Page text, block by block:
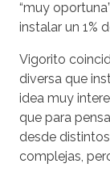
“muy
instalar un 1%
Vigorito
diversa que
idea muy
que para
desde
complejas,